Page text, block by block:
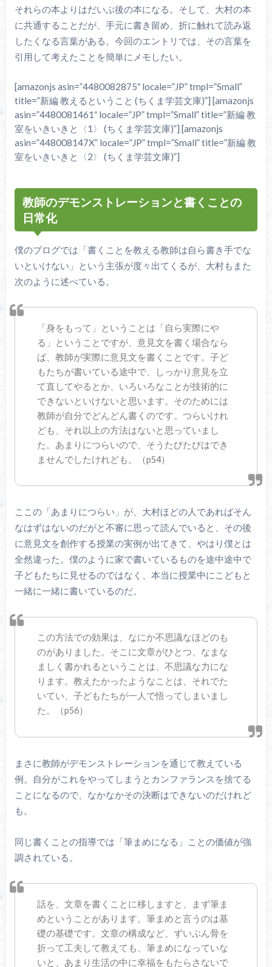
それらの本よりはだいぶ後の本になる。そして、大村の本
に共通することだが、手元に書き留め、折に触れて読み返
したくなる言葉がある。今回のエントリでは、その言葉を
引用して考えたことを簡単にメモしたい。
[amazonjs asin=”4480082875″ locale=”JP” tmpl=”Small”
title=”新編 教えるということ (ちくま学芸文庫)”] [amazonjs
asin=”4480081461″ locale=”JP” tmpl=”Small” title=”新編 教
室をいきいきと〈1〉 (ちくま学芸文庫)”] [amazonjs
asin=”448008147X” locale=”JP” tmpl=”Small” title=”新編 教
室をいきいきと〈2〉 (ちくま学芸文庫)”]
教師のデモンストレーションと書くことの
日常化
僕のブログでは「書くことを教える教師は自ら書き手でな
いといけない」という主張が度々出てくるが、大村もまた
次のように述べている。
「身をもって」ということは「自ら実際にや
る」ということですが、意見文を書く場合なら
ば、教師が実際に意見文を書くことです。子ど
もたちが書いている途中で、しっかり意見を立
て直してやるとか、いろいろなことが技術的に
できないといけないと思います。そのためには
教師が自分でどんどん書くのです。つらいけれ
ども、それ以上の方法はないと思っていまし
た。あまりにつらいので、そうたびたびはでき
ませんでしたけれども。（p54）
ここの「あまりにつらい」が、大村ほどの人であればそん
なはずはないのだがと不審に思って読んでいると、その後
に意見文を創作する授業の実例が出てきて、やはり僕とは
全然違った。僕のように家で書いているものを途中途中で
子どもたちに見せるのではなく、本当に授業中にこどもと
一緒に一緒に書いているのだ。
この方法での効果は、なにか不思議なほどのも
のがありました。そこに文章がひとつ、なまな
ましく書かれるということは、不思議な力にな
ります。教えたかったようなことは、それでた
いてい、子どもたちが一人で悟ってしまいまし
た。（p56）
まさに教師がデモンストレーションを通じて教えている
例。自分がこれをやってしまうとカンファランスを捨てる
ことになるので、なかなかその決断はできないのだけれど
も。
同じ書くことの指導では「筆まめになる」ことの価値が強
調されている。
話を、文章を書くことに移しますと、まず筆ま
めということがあります。筆まめと言うのは基
礎の基礎です。文章の構成など、ずいぶん骨を
折って工夫して教えても、筆まめになっていな
いと、あまり生活の中に幸福をもたらさないで